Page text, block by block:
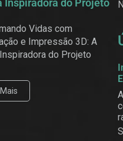
Inspiradora do Projeto
Vidas com
e Impressão 3D: A
do Projeto